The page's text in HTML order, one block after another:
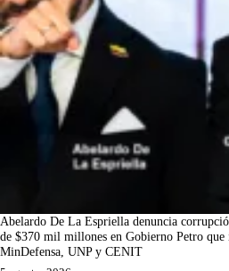
Abelardo De La Espriella denuncia
de $370 mil millones en Gobierno Petro que
MinDefensa, UNP y CENIT